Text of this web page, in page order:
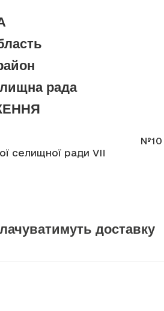
рада
№10
селищної ради VII
доставку